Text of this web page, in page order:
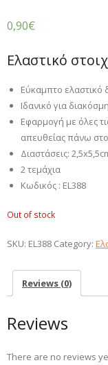
0,90€
Ελαστικό
Εύκαμπτο ελαστικό
Ιδανικό για
Εφαρμογή με όλες
απευθείας πάνω στο
Διαστάσεις: 2,5
2 τεμάχια
Κωδικός : EL388
Out of stock
SKU: EL388 Category:
Reviews (0)
Reviews
There are no reviews